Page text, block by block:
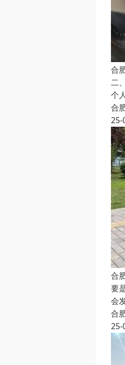
合
二
个
合
25-
合
要
会
合
25-